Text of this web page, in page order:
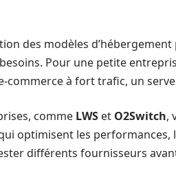
des modèles
Pour une petite
commerce à fort trafic, un
comme LWS et O2Switch,
optimisent les
différents fournisseurs